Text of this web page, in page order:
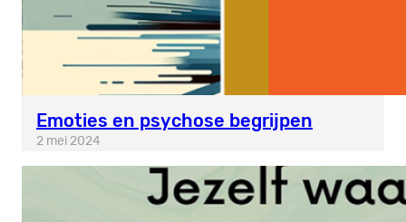
Emoties en psychose begrijpen
2 mei 2024